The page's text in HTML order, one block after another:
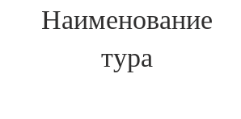
Наименование
тура